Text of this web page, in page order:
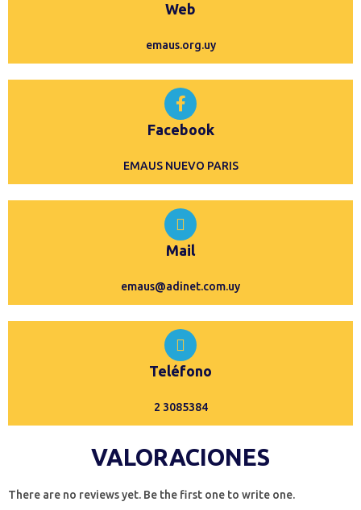
Web
emaus.org.uy
Facebook
EMAUS NUEVO PARIS
Mail
emaus@adinet.com.uy
Teléfono
2 3085384
VALORACIONES
There are no reviews yet. Be the first one to write one.